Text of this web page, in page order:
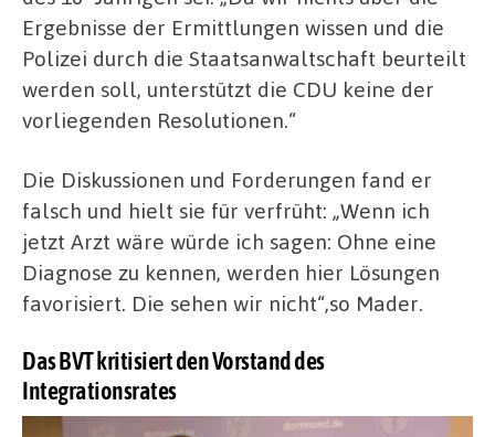
Ergebnisse der Ermittlungen wissen und die
Polizei durch die Staatsanwaltschaft beurteilt
werden soll, unterstützt die CDU keine der
vorliegenden Resolutionen.“
Die Diskussionen und Forderungen fand er
falsch und hielt sie für verfrüht: „Wenn ich
jetzt Arzt wäre würde ich sagen: Ohne eine
Diagnose zu kennen, werden hier Lösungen
favorisiert. Die sehen wir nicht“,so Mader.
Das BVT kritisiert den Vorstand des
Integrationsrates